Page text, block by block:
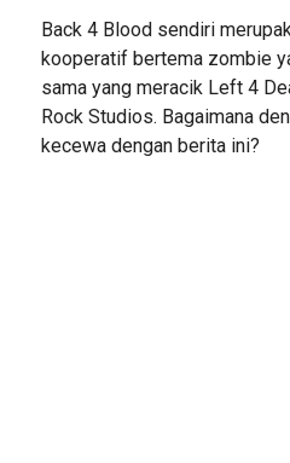
Back 4 Blood sendiri
kooperatif bertema zombie
sama yang meracik Left 4
Rock Studios. Bagaimana
kecewa dengan berita ini?